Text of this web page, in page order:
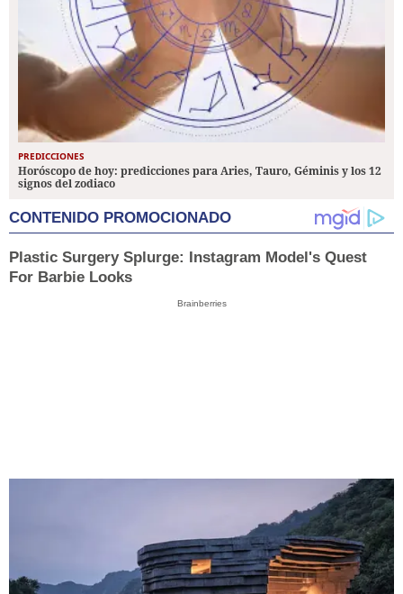
PREDICCIONES
Horóscopo de hoy: predicciones para Aries, Tauro, Géminis y los 12
signos del zodiaco
CONTENIDO PROMOCIONADO
Plastic Surgery Splurge: Instagram Model's Quest
For Barbie Looks
Brainberries